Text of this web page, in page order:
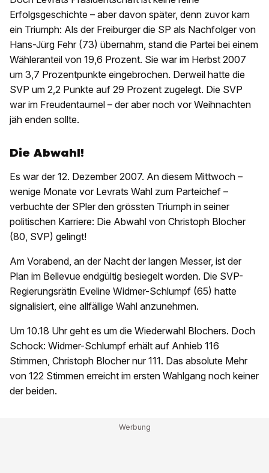
Erfolgsgeschichte – aber davon später, denn zuvor kam
ein Triumph: Als der Freiburger die SP als Nachfolger von
Hans-Jürg Fehr (73) übernahm, stand die Partei bei einem
Wähleranteil von 19,6 Prozent. Sie war im Herbst 2007
um 3,7 Prozentpunkte eingebrochen. Derweil hatte die
SVP um 2,2 Punkte auf 29 Prozent zugelegt. Die SVP
war im Freudentaumel – der aber noch vor Weihnachten
jäh enden sollte.
Die Abwahl!
Es war der 12. Dezember 2007. An diesem Mittwoch –
wenige Monate vor Levrats Wahl zum Parteichef –
verbuchte der SPler den grössten Triumph in seiner
politischen Karriere: Die Abwahl von Christoph Blocher
(80, SVP) gelingt!
Am Vorabend, an der Nacht der langen Messer, ist der
Plan im Bellevue endgültig besiegelt worden. Die SVP-
Regierungsrätin Eveline Widmer-Schlumpf (65) hatte
signalisiert, eine allfällige Wahl anzunehmen.
Um 10.18 Uhr geht es um die Wiederwahl Blochers. Doch
Schock: Widmer-Schlumpf erhält auf Anhieb 116
Stimmen, Christoph Blocher nur 111. Das absolute Mehr
von 122 Stimmen erreicht im ersten Wahlgang noch keiner
der beiden.